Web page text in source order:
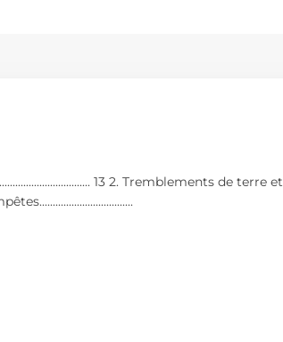
13 2. Tremblements de terre et
...